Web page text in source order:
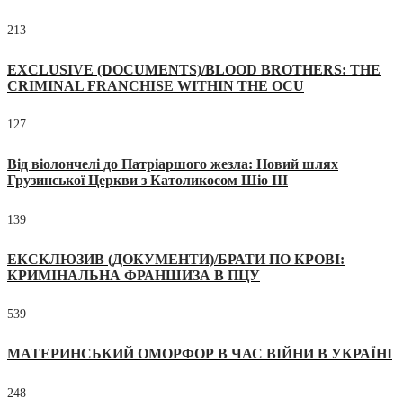
213
EXCLUSIVE (DOCUMENTS)/BLOOD BROTHERS: THE
CRIMINAL FRANCHISE WITHIN THE OCU
127
Від віолончелі до Патріаршого жезла: Новий шлях
Грузинської Церкви з Католикосом Шіо III
139
ЕКСКЛЮЗИВ (ДОКУМЕНТИ)/БРАТИ ПО КРОВІ:
КРИМІНАЛЬНА ФРАНШИЗА В ПЦУ
539
МАТЕРИНСЬКИЙ ОМОРФОР В ЧАС ВІЙНИ В УКРАЇНІ
248